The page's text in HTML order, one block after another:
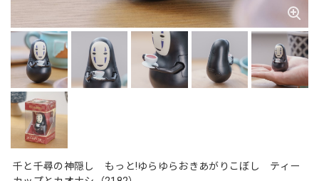
千と千尋の神隠し もっと!ゆらゆらおきあがりこぼし ティー